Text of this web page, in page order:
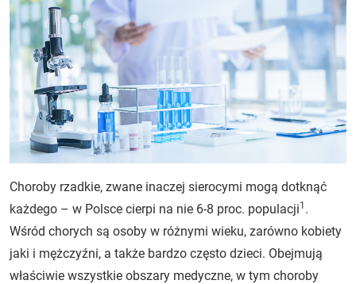
Choroby rzadkie, zwane inaczej sierocymi mogą dotknąć
każdego – w Polsce cierpi na nie 6-8 proc. populacji1 .
Wśród chorych są osoby w różnymi wieku, zarówno kobiety
jaki i mężczyźni, a także bardzo często dzieci. Obejmują
właściwie wszystkie obszary medyczne, w tym choroby